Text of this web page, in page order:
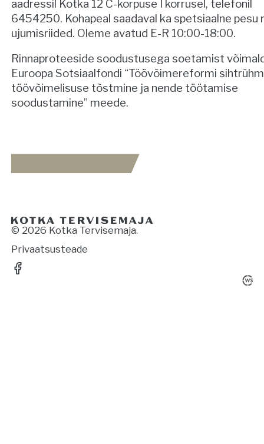
aadressil Kotka 12 C-korpuse I korrusel, telefonil
6454250. Kohapeal saadaval ka spetsiaalne pesu
ujumisriided. Oleme avatud E-R 10:00-18:00.
Rinnaproteeside soodustusega soetamist
Euroopa Sotsiaalfondi “Töövõimereformi
töövõimelisuse tõstmine ja nende töötamise
soodustamine” meede.
© 2026 Kotka Tervisemaja.
Privaatsusteade